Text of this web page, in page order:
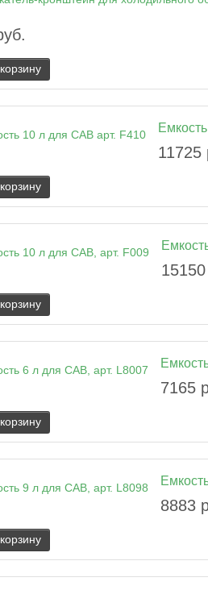
11725
7165
8883